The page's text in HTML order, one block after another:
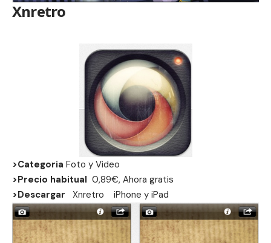
Xnretro
>Categoria Foto y Video
>Precio habitual 0,89€, Ahora gratis
>Descargar
Xnretro iPhone y iPad